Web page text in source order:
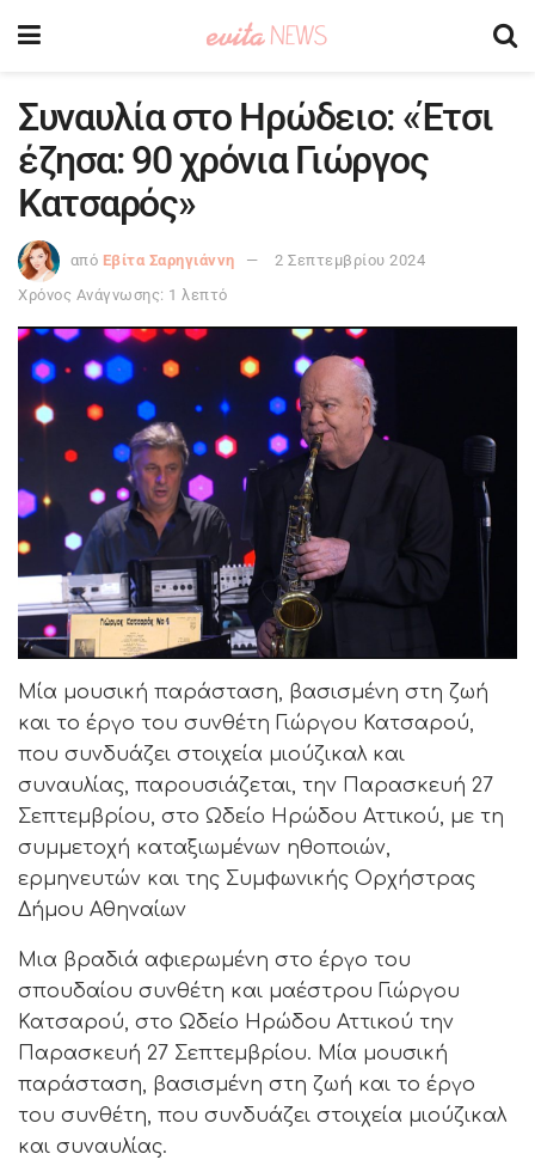
Συναυλία στο Ηρώδειο: «Έτσι
έζησα: 90 χρόνια Γιώργος
Κατσαρός»
από Εβίτα Σαρηγιάννη
2 Σεπτεμβρίου 2024
Χρόνος Ανάγνωσης: 1 λεπτό
Μία μουσική παράσταση, βασισμένη στη ζωή
και το έργο του συνθέτη Γιώργου Κατσαρού,
που συνδυάζει στοιχεία μιούζικαλ και
συναυλίας, παρουσιάζεται, την Παρασκευή 27
Σεπτεμβρίου, στο Ωδείο Ηρώδου Αττικού, με τη
συμμετοχή καταξιωμένων ηθοποιών,
ερμηνευτών και της Συμφωνικής Ορχήστρας
Δήμου Αθηναίων
Μια βραδιά αφιερωμένη στο έργο του
σπουδαίου συνθέτη και μαέστρου Γιώργου
Κατσαρού, στο Ωδείο Ηρώδου Αττικού την
Παρασκευή 27 Σεπτεμβρίου. Μία μουσική
παράσταση, βασισμένη στη ζωή και το έργο
του συνθέτη, που συνδυάζει στοιχεία μιούζικαλ
και συναυλίας.